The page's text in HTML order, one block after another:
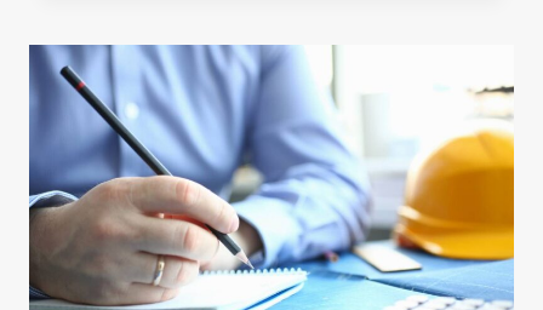
SANTÉ
DANS
SA
STRATÉGIE
PATRIMONIALE
?